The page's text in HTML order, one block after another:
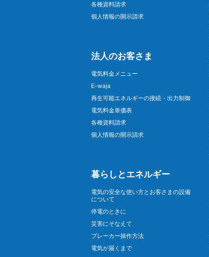
各種資料請求
個人情報の開示請求
法人のお客さま
電気料金メニュー
E-waja
再生可能エネルギーの接続・出力制御
電気料金単価表
各種資料請求
個人情報の開示請求
暮らしとエネルギー
電気の安全な使い方とお客さまの設備
について
停電のときに
災害にそなえて
ブレーカー操作方法
電気が届くまで